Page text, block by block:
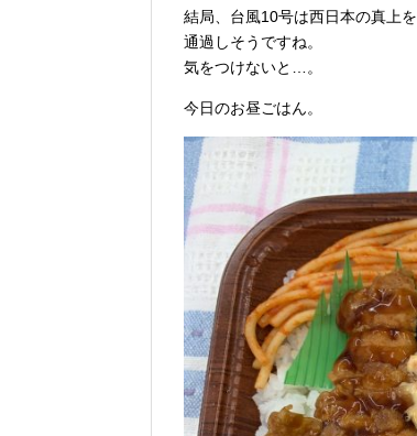
結局、台風10号は西日本の真上を
通過しそうですね。
気をつけないと…。
今日のお昼ごはん。